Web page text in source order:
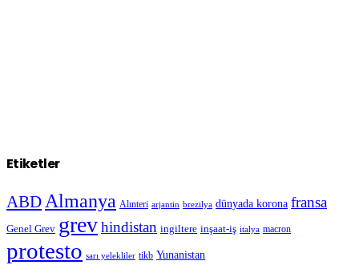
Etiketler
ABD Almanya Alınteri arjantin brezilya dünyada korona fransa
Genel Grev grevhindistan ingiltere inşaat-iş italya macron
protesto sarı yelekliler tikb Yunanistan